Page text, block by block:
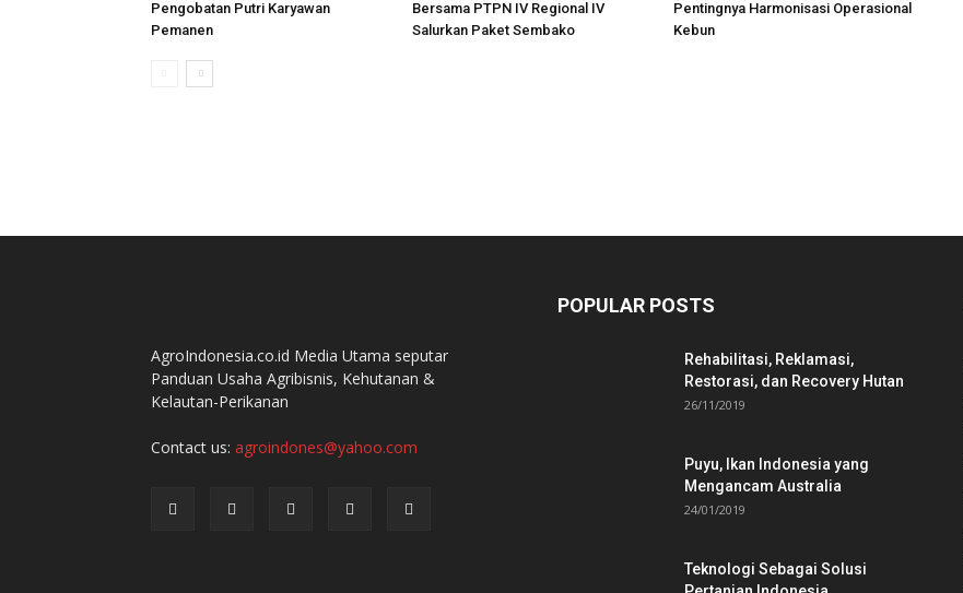
Pengobatan Putri Karyawan
Pemanen
Bersama PTPN IV Regional IV
Salurkan Paket Sembako
Pentingnya Harmonisasi Operasional
Kebun
AgroIndonesia.co.id Media Utama seputar
Panduan Usaha Agribisnis, Kehutanan &
Kelautan-Perikanan
Contact us: agroindones@yahoo.com
POPULAR POSTS
Rehabilitasi, Reklamasi,
Restorasi, dan Recovery Hutan
26/11/2019
Puyu, Ikan Indonesia yang
Mengancam Australia
24/01/2019
Teknologi Sebagai Solusi